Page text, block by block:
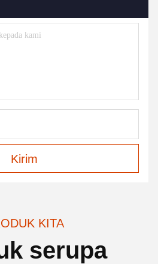
Kirim
KITA
serupa